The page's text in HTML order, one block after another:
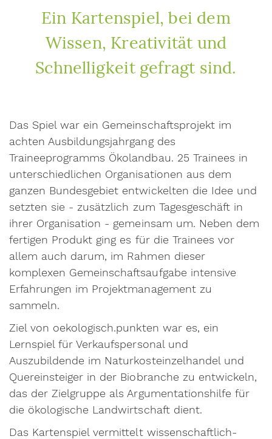
Ein Kartenspiel, bei dem
Wissen, Kreativität und
Schnelligkeit gefragt sind.
Das Spiel war ein Gemeinschaftsprojekt im
achten Ausbildungsjahrgang des
Traineeprogramms Ökolandbau. 25 Trainees in
unterschiedlichen Organisationen aus dem
ganzen Bundesgebiet entwickelten die Idee und
setzten sie - zusätzlich zum Tagesgeschäft in
ihrer Organisation - gemeinsam um. Neben dem
fertigen Produkt ging es für die Trainees vor
allem auch darum, im Rahmen dieser
komplexen Gemeinschaftsaufgabe intensive
Erfahrungen im Projektmanagement zu
sammeln.
Ziel von oekologisch.punkten war es, ein
Lernspiel für Verkaufspersonal und
Auszubildende im Naturkosteinzelhandel und
Quereinsteiger in der Biobranche zu entwickeln,
das der Zielgruppe als Argumentationshilfe für
die ökologische Landwirtschaft dient.
Das Kartenspiel vermittelt wissenschaftlich-